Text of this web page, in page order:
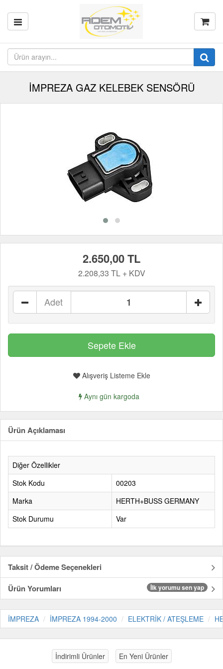
İMPREZA GAZ KELEBEK SENSÖRÜ
2.650,00 TL
2.208,33 TL + KDV
Adet
Alışveriş Listeme Ekle
Aynı gün kargoda
Ürün Açıklaması
Diğer Özellikler
Stok Kodu
00203
Marka
HERTH+BUSS GERMANY
Stok Durumu
Var
Taksit / Ödeme Seçenekleri
Ürün Yorumları
İlk yorumu sen yap
İMPREZA İMPREZA 1994-2000 ELEKTRİK / ATEŞLEME
İndirimli Ürünler En Yeni Ürünler